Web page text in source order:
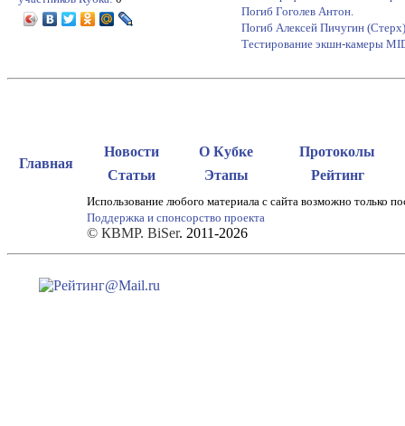
Погиб Гоголев Антон.
Погиб Алексей Пичугин (Стерх)
Тестирование экшн-камеры
Главная
Новости О Кубке
Протоколы
Статьи
Этапы Рейтинг
Использование любого материала с сайта возможно только
Поддержка и спонсорство проекта
© КВМР. BiSer. 2011-2026